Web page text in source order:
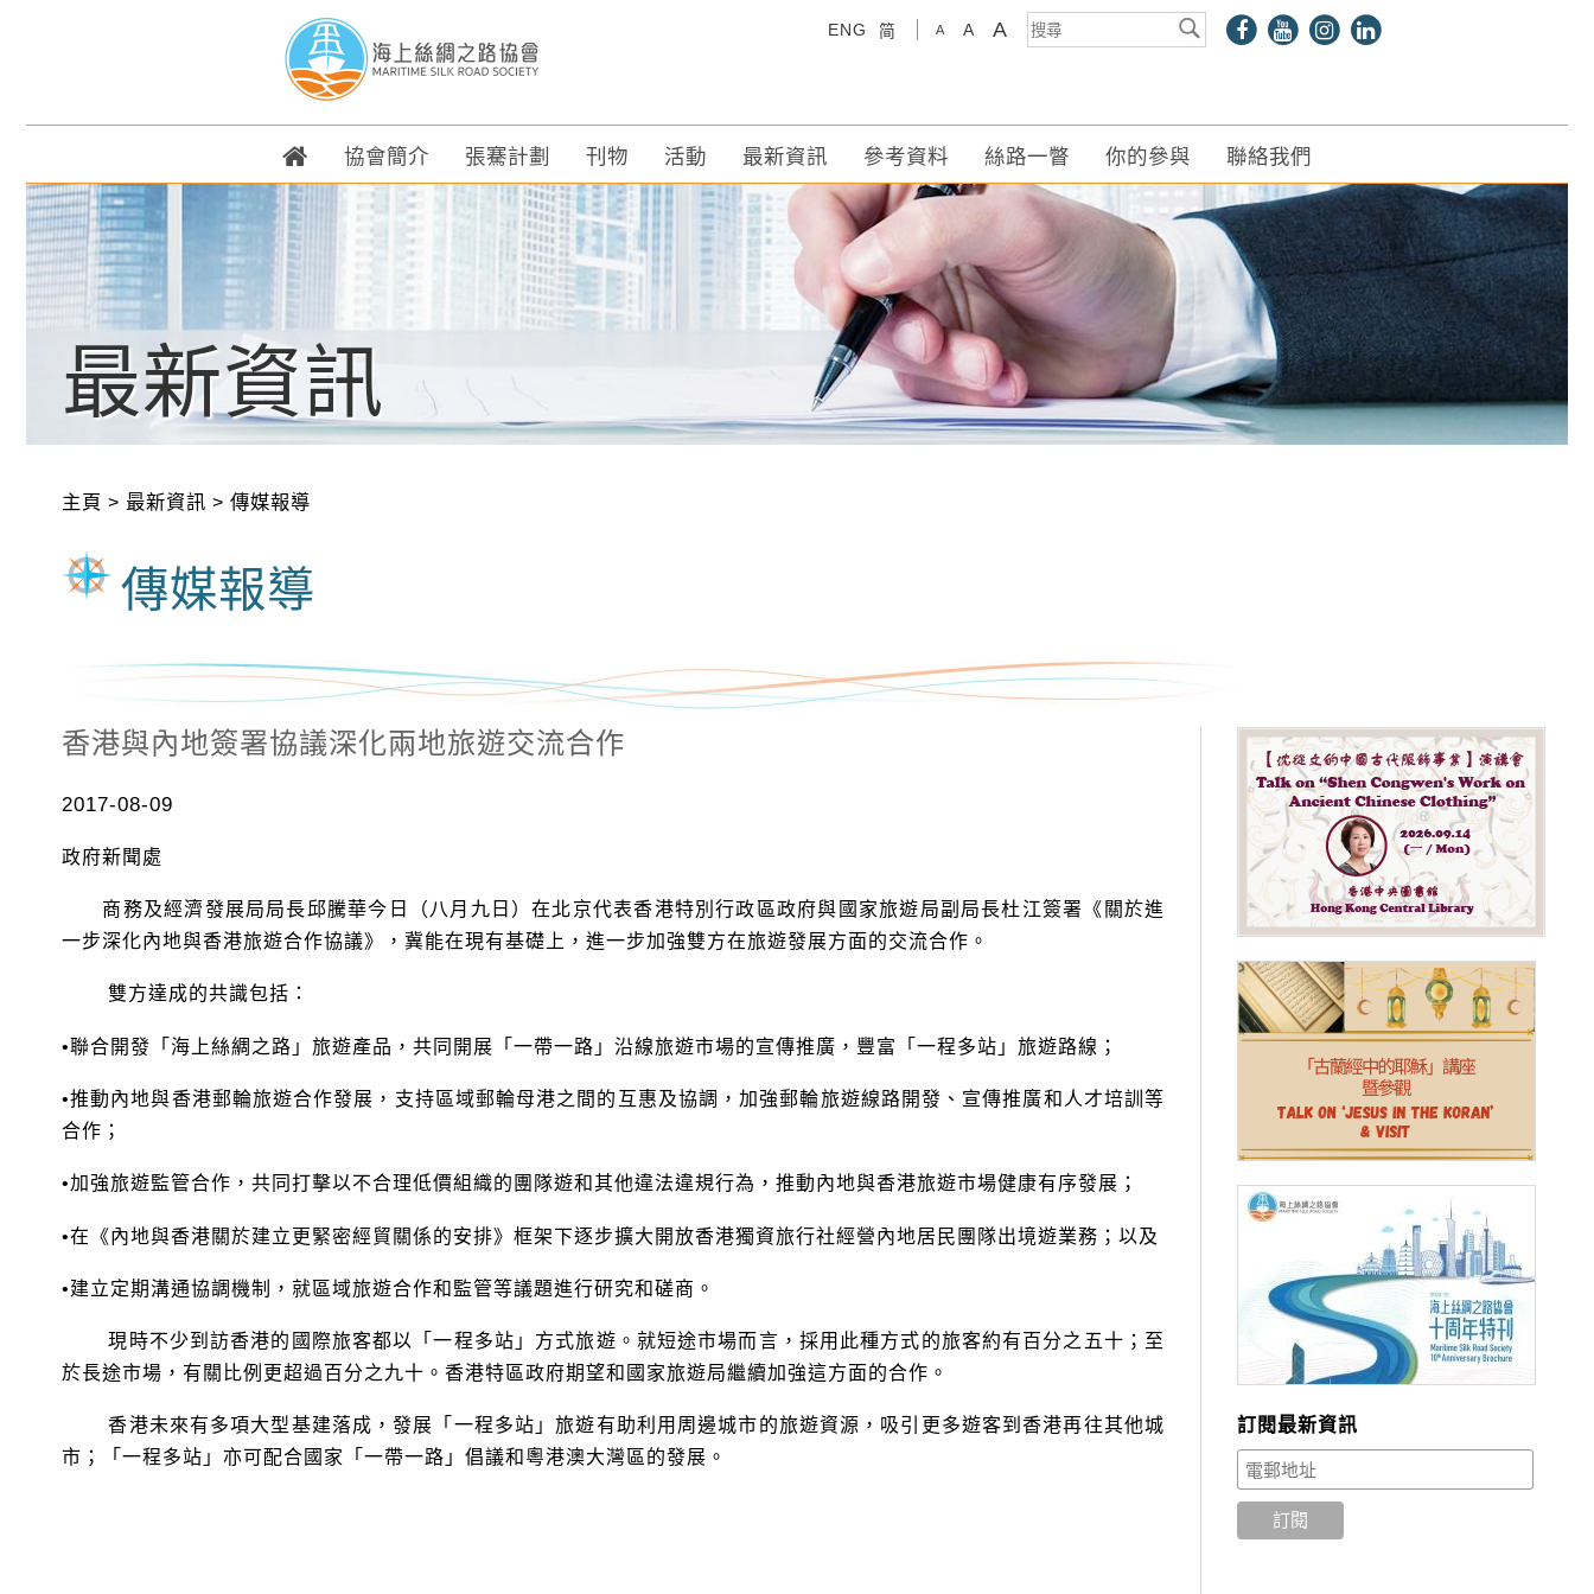
ENG 简 A A A
協會簡介 張騫計劃 刊物 活動 最新資訊 參考資料 絲路一瞥 你的參與 聯絡我們
最新資訊
主頁 > 最新資訊 > 傳媒報導
傳媒報導
香港與內地簽署協議深化兩地旅遊交流合作
2017-08-09
政府新聞處
商務及經濟發展局局長邱騰華今日（八月九日）在北京代表香港特別行政區政府與國家旅遊局副局長杜江簽署《關於進
一步深化內地與香港旅遊合作協議》，冀能在現有基礎上，進一步加強雙方在旅遊發展方面的交流合作。
雙方達成的共識包括：
•聯合開發「海上絲綢之路」旅遊產品，共同開展「一帶一路」沿線旅遊市場的宣傳推廣，豐富「一程多站」旅遊路線；
•推動內地與香港郵輪旅遊合作發展，支持區域郵輪母港之間的互惠及協調，加強郵輪旅遊線路開發、宣傳推廣和人才培訓等
合作；
•加強旅遊監管合作，共同打擊以不合理低價組織的團隊遊和其他違法違規行為，推動內地與香港旅遊市場健康有序發展；
•在《內地與香港關於建立更緊密經貿關係的安排》框架下逐步擴大開放香港獨資旅行社經營內地居民團隊出境遊業務；以及
•建立定期溝通協調機制，就區域旅遊合作和監管等議題進行研究和磋商。
現時不少到訪香港的國際旅客都以「一程多站」方式旅遊。就短途市場而言，採用此種方式的旅客約有百分之五十；至
於長途市場，有關比例更超過百分之九十。香港特區政府期望和國家旅遊局繼續加強這方面的合作。
香港未來有多項大型基建落成，發展「一程多站」旅遊有助利用周邊城市的旅遊資源，吸引更多遊客到香港再往其他城
市；「一程多站」亦可配合國家「一帶一路」倡議和粵港澳大灣區的發展。
訂閱最新資訊